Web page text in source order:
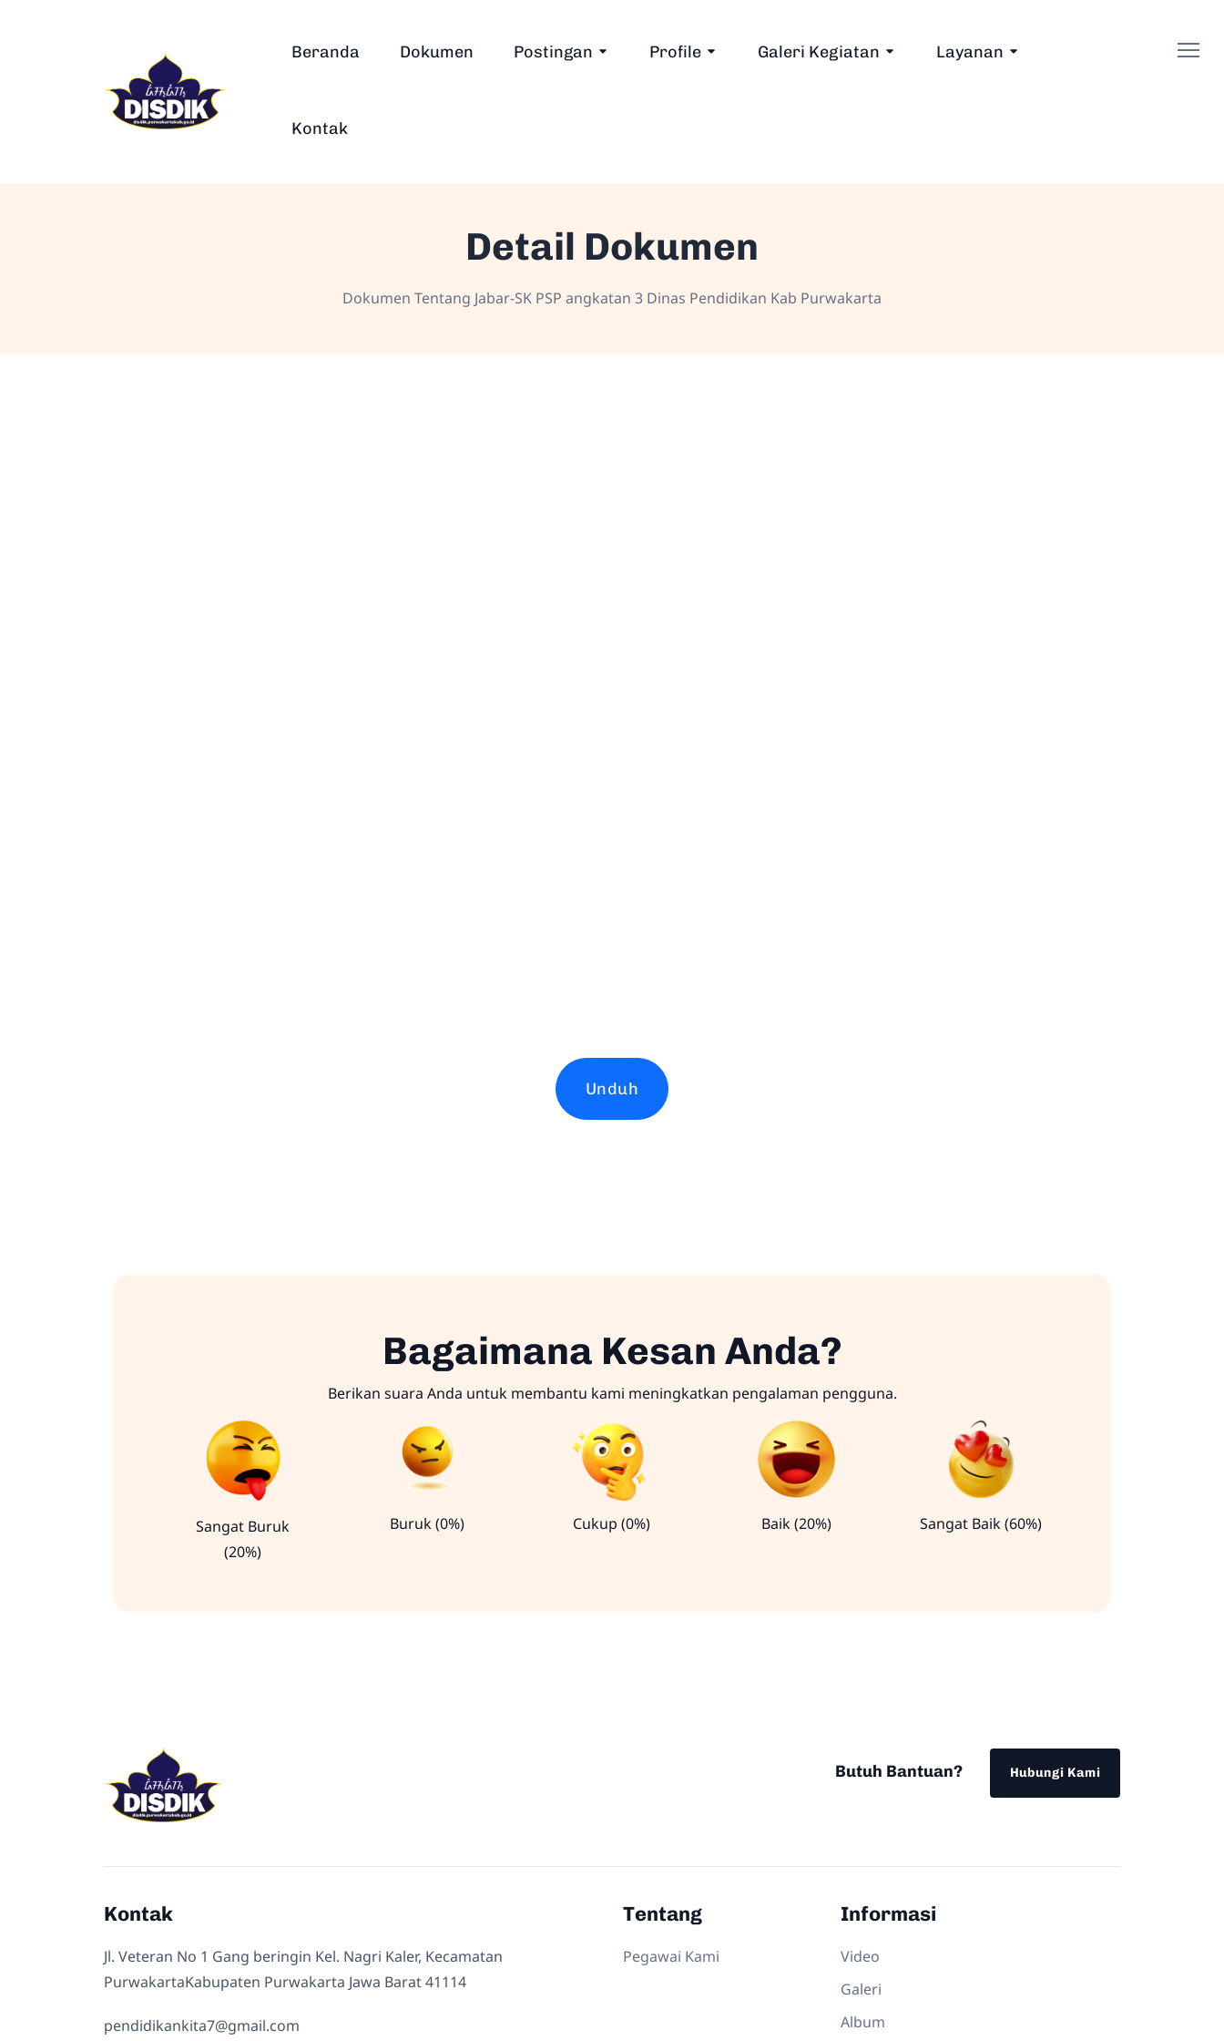
Beranda Dokumen Postingan Profile Galeri Kegiatan Layanan
Kontak
Detail Dokumen
Dokumen Tentang Jabar-SK PSP angkatan 3 Dinas Pendidikan Kab Purwakarta
Unduh
Bagaimana Kesan Anda?
Berikan suara Anda untuk membantu kami meningkatkan pengalaman pengguna.
Sangat Buruk
(20%)
Buruk (0%) Cukup (0%) Baik (20%) Sangat Baik (60%)
Butuh Bantuan? Hubungi Kami
Kontak
Jl. Veteran No 1 Gang beringin Kel. Nagri Kaler, Kecamatan
PurwakartaKabupaten Purwakarta Jawa Barat 41114
pendidikankita7@gmail.com
Tentang
Pegawai Kami
Informasi
Video
Galeri
Album